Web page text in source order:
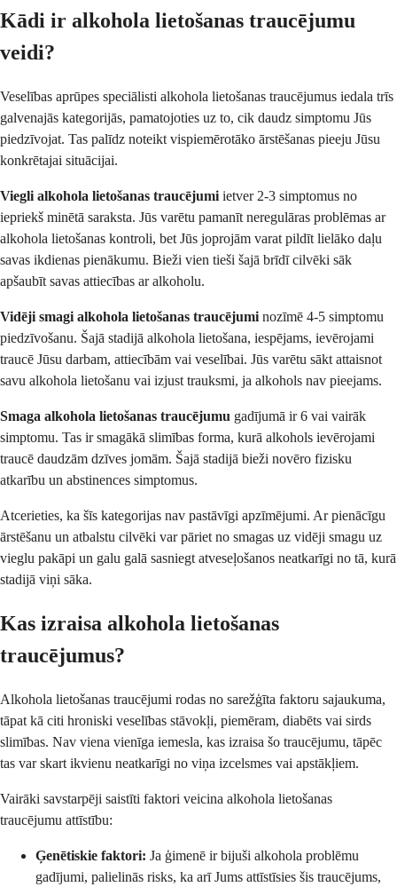
Kādi ir alkohola lietošanas traucējumu
veidi?
Veselības aprūpes speciālisti alkohola lietošanas traucējumus iedala trīs
galvenajās kategorijās, pamatojoties uz to, cik daudz simptomu Jūs
piedzīvojat. Tas palīdz noteikt vispiemērotāko ārstēšanas pieeju Jūsu
konkrētajai situācijai.
Viegli alkohola lietošanas traucējumi ietver 2-3 simptomus no
iepriekš minētā saraksta. Jūs varētu pamanīt neregulāras problēmas ar
alkohola lietošanas kontroli, bet Jūs joprojām varat pildīt lielāko daļu
savas ikdienas pienākumu. Bieži vien tieši šajā brīdī cilvēki sāk
apšaubīt savas attiecības ar alkoholu.
Vidēji smagi alkohola lietošanas traucējumi nozīmē 4-5 simptomu
piedzīvošanu. Šajā stadijā alkohola lietošana, iespējams, ievērojami
traucē Jūsu darbam, attiecībām vai veselībai. Jūs varētu sākt attaisnot
savu alkohola lietošanu vai izjust trauksmi, ja alkohols nav pieejams.
Smaga alkohola lietošanas traucējumu gadījumā ir 6 vai vairāk
simptomu. Tas ir smagākā slimības forma, kurā alkohols ievērojami
traucē daudzām dzīves jomām. Šajā stadijā bieži novēro fizisku
atkarību un abstinences simptomus.
Atcerieties, ka šīs kategorijas nav pastāvīgi apzīmējumi. Ar pienācīgu
ārstēšanu un atbalstu cilvēki var pāriet no smagas uz vidēji smagu uz
vieglu pakāpi un galu galā sasniegt atveseļošanos neatkarīgi no tā, kurā
stadijā viņi sāka.
Kas izraisa alkohola lietošanas
traucējumus?
Alkohola lietošanas traucējumi rodas no sarežģīta faktoru sajaukuma,
tāpat kā citi hroniski veselības stāvokļi, piemēram, diabēts vai sirds
slimības. Nav viena vienīga iemesla, kas izraisa šo traucējumu, tāpēc
tas var skart ikvienu neatkarīgi no viņa izcelsmes vai apstākļiem.
Vairāki savstarpēji saistīti faktori veicina alkohola lietošanas
traucējumu attīstību:
Ģenētiskie faktori: Ja ģimenē ir bijuši alkohola problēmu
gadījumi, palielinās risks, ka arī Jums attīstīsies šis traucējums,